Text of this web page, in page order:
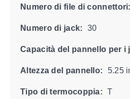
Numero di file di connettori:
Numero di jack: 30
Capacità del pannello per i
Altezza del pannello: 5.25
Tipo di termocoppia: T